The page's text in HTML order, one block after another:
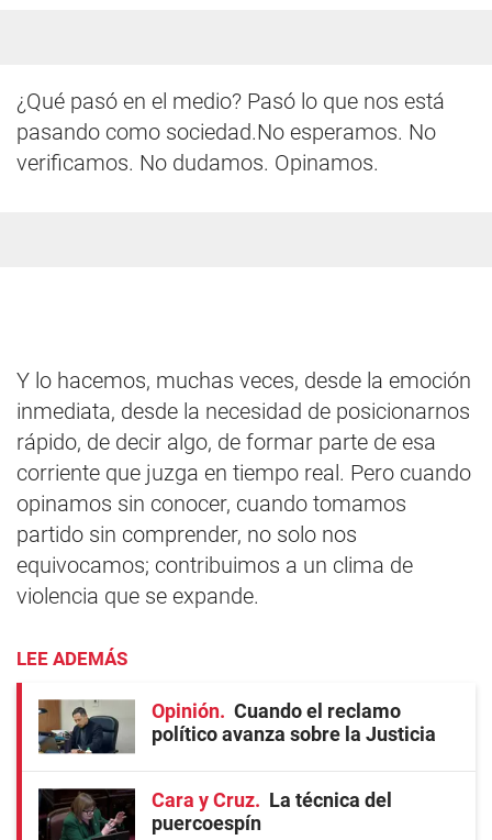
¿Qué pasó en el medio? Pasó lo que nos está
pasando como sociedad.No esperamos. No
verificamos. No dudamos. Opinamos.
Y lo hacemos, muchas veces, desde la emoción
inmediata, desde la necesidad de posicionarnos
rápido, de decir algo, de formar parte de esa
corriente que juzga en tiempo real. Pero cuando
opinamos sin conocer, cuando tomamos
partido sin comprender, no solo nos
equivocamos; contribuimos a un clima de
violencia que se expande.
LEE ADEMÁS
Opinión
Cuando el reclamo
político avanza sobre la Justicia
Cara y Cruz
La técnica del
puercoespín